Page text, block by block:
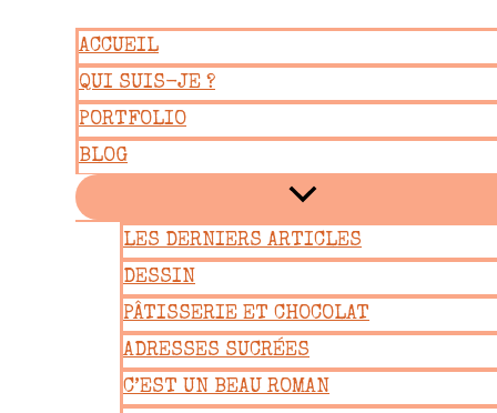
contenu
ACCUEIL
QUI SUIS-JE ?
PORTFOLIO
BLOG
LES DERNIERS ARTICLES
DESSIN
PÂTISSERIE ET CHOCOLAT
ADRESSES SUCRÉES
C’EST UN BEAU ROMAN